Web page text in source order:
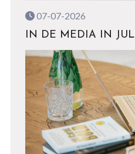
07-07-2026
IN DE MEDIA IN JULI